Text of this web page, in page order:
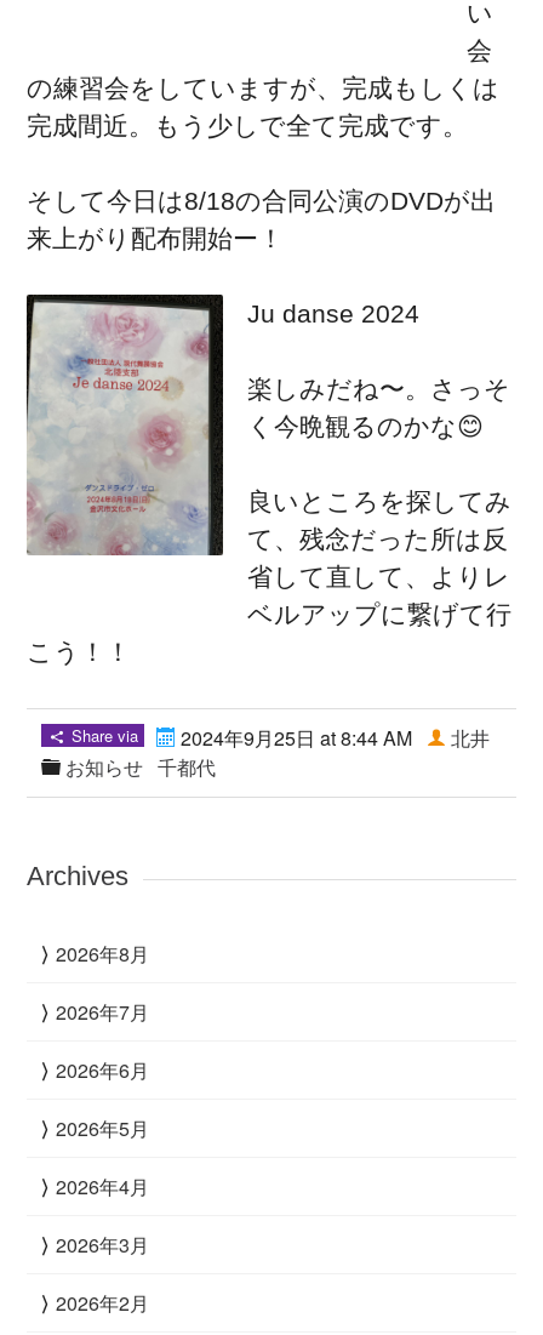
い
会
の練習会をしていますが、完成もしくは
完成間近。もう少しで全て完成です。
そして今日は8/18の合同公演のDVDが出
来上がり配布開始ー！
Ju danse 2024
楽しみだね〜。さっそ
く今晩観るのかな😊
良いところを探してみ
て、残念だった所は反
省して直して、よりレ
ベルアップに繋げて行
こう！！
Share via
2024年9月25日 at 8:44 AM
お知らせ
北井
千都代
Archives
2026年8月
2026年7月
2026年6月
2026年5月
2026年4月
2026年3月
2026年2月